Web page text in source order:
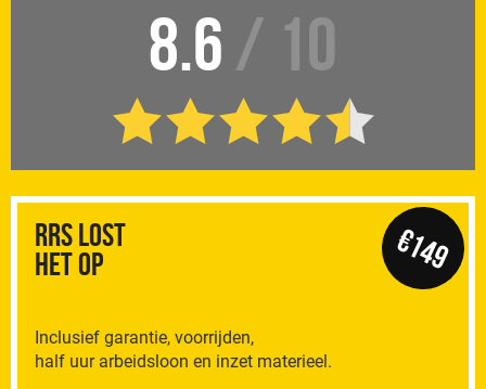
8.6 / 10
RRS Lost
het op
Inclusief garantie, voorrijden,
half uur arbeidsloon en inzet materieel.
€149